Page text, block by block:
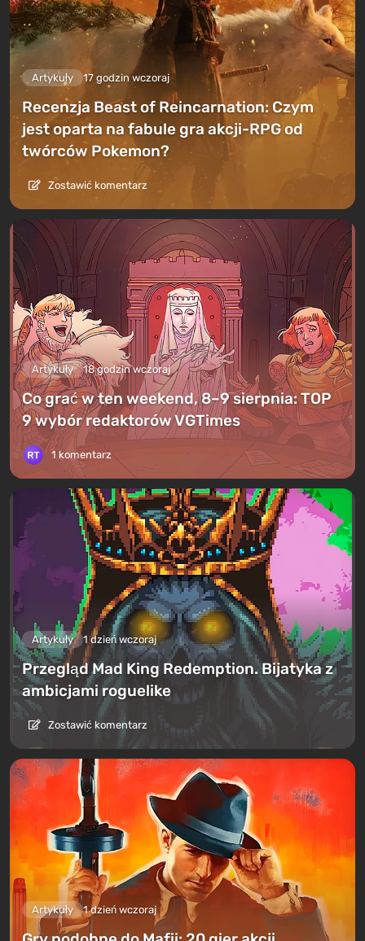
Artykuły 17 godzin wczoraj
Recenzja Beast of Reincarnation: Czym
jest oparta na fabule gra akcji-RPG od
twórców Pokemon?
Zostawić komentarz
Artykuły 18 godzin wczoraj
Co grać w ten weekend, 8–9 sierpnia: TOP
9 wybór redaktorów VGTimes
1 komentarz
Artykuły 1 dzień wczoraj
Przegląd Mad King Redemption. Bijatyka z
ambicjami roguelike
Zostawić komentarz
Artykuły 1 dzień wczoraj